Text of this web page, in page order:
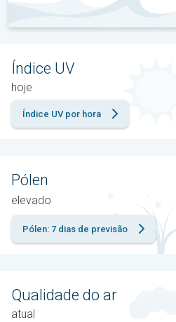
Índice UV
hoje
Índice UV por hora
Pólen
elevado
Pólen: 7 dias de previsão
Qualidade do ar
atual